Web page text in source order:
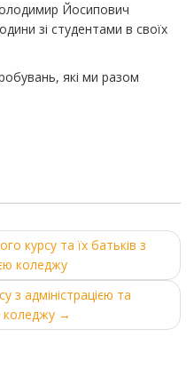
Йосипович
зі студентами в своїх
які ми разом
курсу та їх батьків з
коледжу
з адміністрацією та
коледжу →